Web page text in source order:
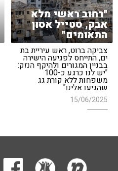
"רחוב ראשי מלא
אבק, סטייל אסון
התאומים"
צביקה ברוט, ראש עיריית בת
ים, התייחס לפגיעה הישירה
בבניין המגורים ולהיקף הנזק:
"יש לנו כרגע כ-100
משפחות ללא קורת גג
שהגיעו אלינו"
15/06/2025